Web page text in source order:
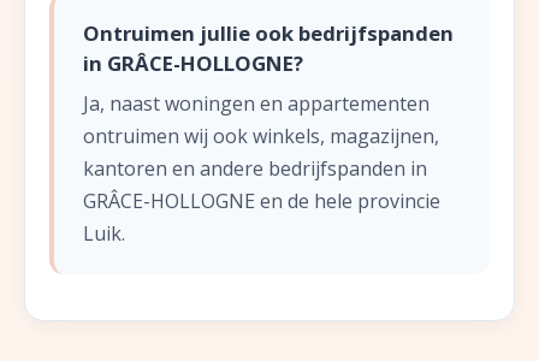
Ontruimen jullie ook bedrijfspanden
in GRÂCE-HOLLOGNE?
Ja, naast woningen en appartementen
ontruimen wij ook winkels, magazijnen,
kantoren en andere bedrijfspanden in
GRÂCE-HOLLOGNE en de hele provincie
Luik.